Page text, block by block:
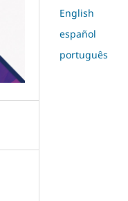
English
español
português